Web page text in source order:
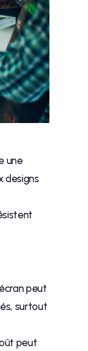
une
designs
peut
surtout
peut